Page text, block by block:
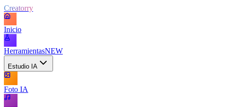
Creatorry
Inicio
HerramientasNEW
Estudio IA
Foto IA